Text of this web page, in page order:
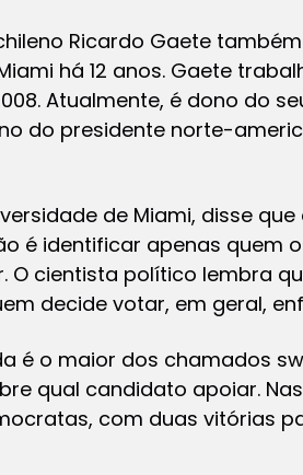
Ricardo Gaete
há 12 anos. Gaete
Atualmente, é dono do
do presidente norte-
de Miami, disse
é identificar apenas quem
cientista político lembra
decide votar, em geral,
é o maior dos chamados
qual candidato apoiar.
com duas vitórias